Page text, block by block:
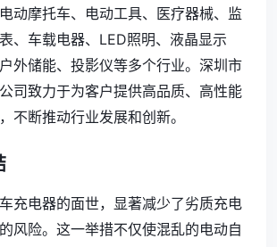
动摩托车、电动工具、医疗器械、监
、车载电器、LED照明、液晶显示
外储能、投影仪等多个行业。深圳市
司致力于为客户提供高品质、高性能
不断推动行业发展和创新。
充电器的面世，显著减少了劣质充电
风险。这一举措不仅使混乱的电动自